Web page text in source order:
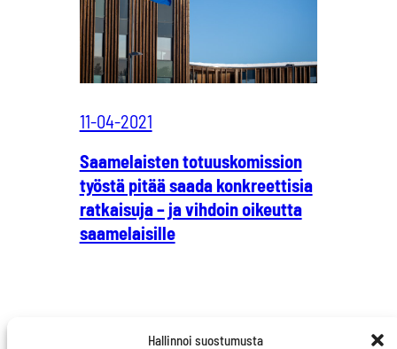
Hallinnoi suostumusta
11-04-2021
Saamelaisten totuuskomission
työstä pitää saada konkreettisia
ratkaisuja – ja vihdoin oikeutta
saamelaisille